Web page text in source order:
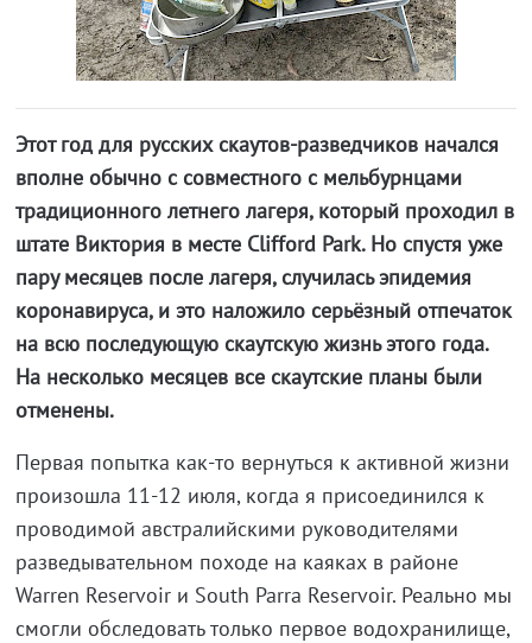
Этот год для русских скаутов-разведчиков начался
вполне обычно с совместного с мельбурнцами
традиционного летнего лагеря, который проходил в
штате Виктория в месте Clifford Park. Но спустя уже
пару месяцев после лагеря, случилась эпидемия
коронавируса, и это наложило серьёзный отпечаток
на всю последующую скаутскую жизнь этого года.
На несколько месяцев все скаутские планы были
отменены.
Первая попытка как-то вернуться к активной жизни
произошла 11-12 июля, когда я присоединился к
проводимой австралийскими руководителями
разведывательном походе на каяках в районе
Warren Reservoir и South Parra Reservoir. Реально мы
смогли обследовать только первое водохранилище,